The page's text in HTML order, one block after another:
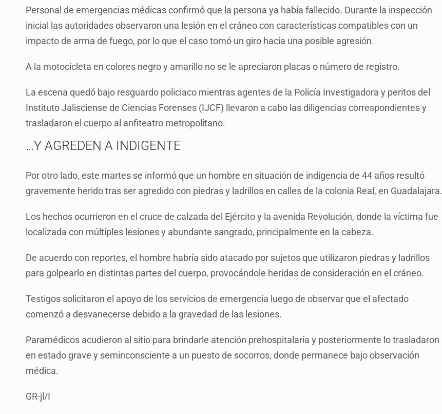
Personal de emergencias médicas confirmó que la persona ya había fallecido. Durante la inspección
inicial las autoridades observaron una lesión en el cráneo con características compatibles con un
impacto de arma de fuego, por lo que el caso tomó un giro hacia una posible agresión.
A la motocicleta en colores negro y amarillo no se le apreciaron placas o número de registro.
La escena quedó bajo resguardo policiaco mientras agentes de la Policía Investigadora y peritos del
Instituto Jalisciense de Ciencias Forenses (IJCF) llevaron a cabo las diligencias correspondientes y
trasladaron el cuerpo al anfiteatro metropolitano.
…Y AGREDEN A INDIGENTE
Por otro lado, este martes se informó que un hombre en situación de indigencia de 44 años resultó
gravemente herido tras ser agredido con piedras y ladrillos en calles de la colonia Real, en Guadalajara.
Los hechos ocurrieron en el cruce de calzada del Ejército y la avenida Revolución, donde la víctima fue
localizada con múltiples lesiones y abundante sangrado, principalmente en la cabeza.
De acuerdo con reportes, el hombre habría sido atacado por sujetos que utilizaron piedras y ladrillos
para golpearlo en distintas partes del cuerpo, provocándole heridas de consideración en el cráneo.
Testigos solicitaron el apoyo de los servicios de emergencia luego de observar que el afectado
comenzó a desvanecerse debido a la gravedad de las lesiones.
Paramédicos acudieron al sitio para brindarle atención prehospitalaria y posteriormente lo trasladaron
en estado grave y seminconsciente a un puesto de socorros, donde permanece bajo observación
médica.
GR-jl/I